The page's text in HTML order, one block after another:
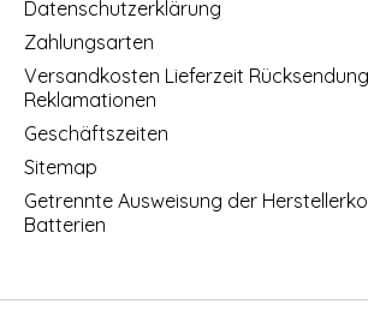
Datenschutzerklärung
Zahlungsarten
Versandkosten Lieferzeit
Reklamationen
Geschäftszeiten
Sitemap
Getrennte Ausweisung der
Batterien